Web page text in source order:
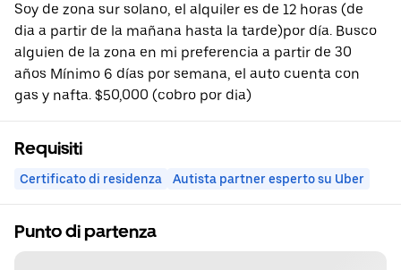
Soy de zona sur solano, el alquiler es de 12 horas (de
dia a partir de la mañana hasta la tarde)por día. Busco
alguien de la zona en mi preferencia a partir de 30
años Mínimo 6 días por semana, el auto cuenta con
gas y nafta. $50,000 (cobro por dia)
Requisiti
Certificato di residenza Autista partner esperto su Uber
Punto di partenza